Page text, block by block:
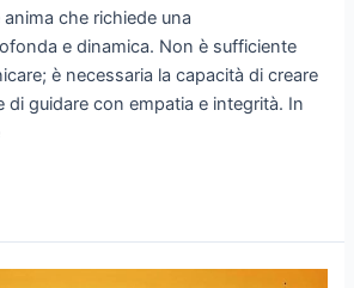
che richiede una
e dinamica. Non è sufficiente
è necessaria la capacità di creare
di guidare con empatia e integrità. In